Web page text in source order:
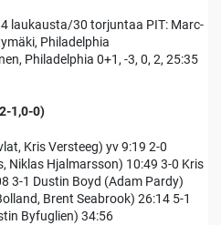
laukausta/30 torjuntaa PIT: Marc-
Philadelphia
Philadelphia 0+1, -3, 0, 2, 25:35
1,0-0)
Kris Versteeg) yv 9:19 2-0
Niklas Hjalmarsson) 10:49 3-0 Kris
3-1 Dustin Boyd (Adam Pardy)
Brent Seabrook) 26:14 5-1
Byfuglien) 34:56